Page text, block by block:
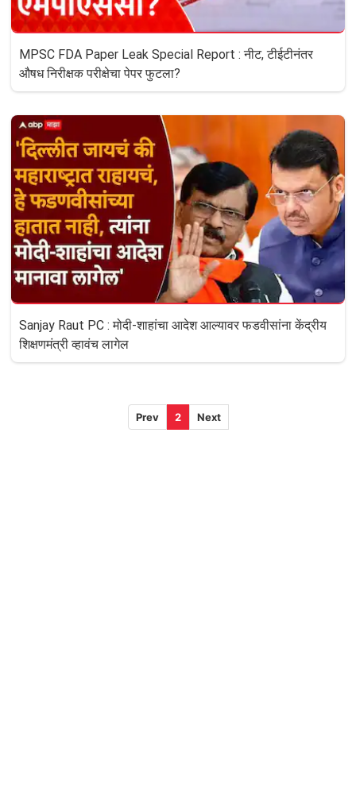
MPSC FDA Paper Leak Special Report : नीट, टीईटीनंतर
औषध निरीक्षक परीक्षेचा पेपर फुटला?
Sanjay Raut PC : मोदी-शाहांचा आदेश आल्यावर फडवीसांना केंद्रीय
शिक्षणमंत्री व्हावंच लागेल
Prev 2 Next